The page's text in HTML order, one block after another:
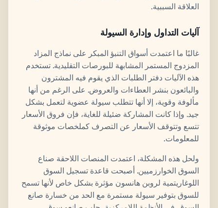
العلاقة السببية.
آليات التداول وإدارة السيولة
غالبًا ما اعتمدت أسواق التنبؤ المبكر على نماذج المزاد
المزدوج المستمر المشابهة للبورصات التقليدية. تستخدم
هذه الآليات دفتر الطلبات الذي يقوم فيه المشترون
والبائعون بنشر العطاءات والعروض. على الرغم من أنها
مألوفة وقوية، إلا أنها تتطلب سيولة عضوية لتعمل بشكل
جيد. وإذا كانت المشاركة ضئيلة للغاية، فإن فروق الأسعار
تتسع وتتوقف الأسعار عن التصرف كملخصات موثوقة
للمعلومات.
ولحل هذه المشكلة، اعتمدت المنصات اللاحقة صناع
السوق الخوارزميين. أصبحت قاعدة تسجيل السوق
اللوغاريتمية لروبن هانسون مؤثرة بشكل خاص لأنها تسمح
للسوق بتوفير سيولة مستمرة مع الحد من خسارة صانع